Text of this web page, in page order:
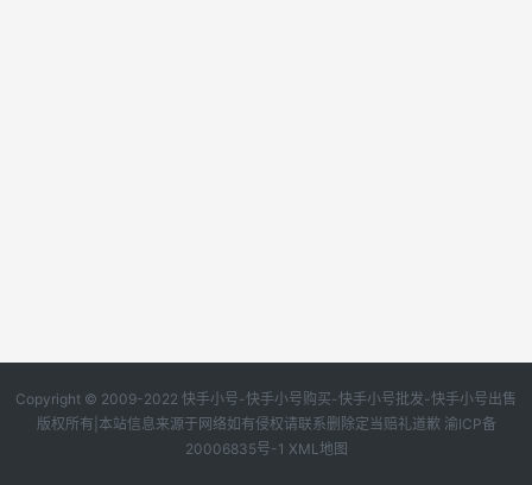
Copyright © 2009-2022 快手小号-快手小号购买-快手小号批发-快手小号出售
版权所有|本站信息来源于网络如有侵权请联系删除定当赔礼道歉 渝ICP备
20006835号-1 XML地图